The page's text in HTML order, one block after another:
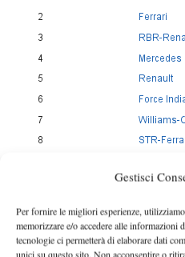
Gestisci
Per fornire le migliori esperienze,
memorizzare e/o accedere alle informazioni
tecnologie ci permetterà di elaborare dati
unici su questo sito. Non acconsentire o